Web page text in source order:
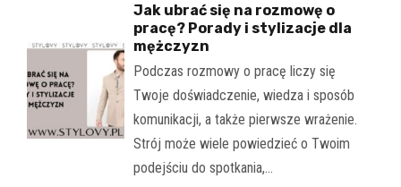
Jak ubrać się na rozmowę o
pracę? Porady i stylizacje dla
mężczyzn
Podczas rozmowy o pracę liczy się
Twoje doświadczenie, wiedza i sposób
komunikacji, a także pierwsze wrażenie.
Strój może wiele powiedzieć o Twoim
podejściu do spotkania,…